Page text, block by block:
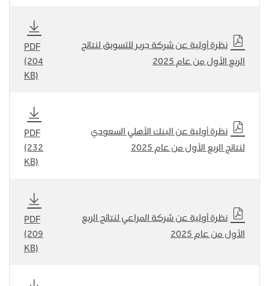
نظرة أولية عن شركة جرير للتسويق لنتائج
الربع الأول من عام 2025
PDF
(204
KB)
نظرة أولية عن البنك الأهلي السعودي
لنتائج الربع الأول من عام 2025
PDF
(232
KB)
نظرة أولية عن شركة المراعي لنتائج الربع
الأول من عام 2025
PDF
(209
KB)